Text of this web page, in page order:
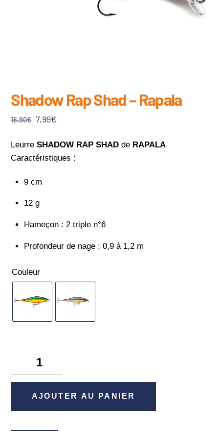
Shadow Rap Shad – Rapala
16,90€ Le
initial
était :
7,99€Le
actuel
est :
LeurreSHADOW RAP SHADde RAPALA
Caractéristiques :
9 cm
12 g
Hameçon : 2 triple n°6
Profondeur de nage : 0,9 à 1,2 m
Couleur
quantité
Shadow
Shad
AJOUTER AU PANIER